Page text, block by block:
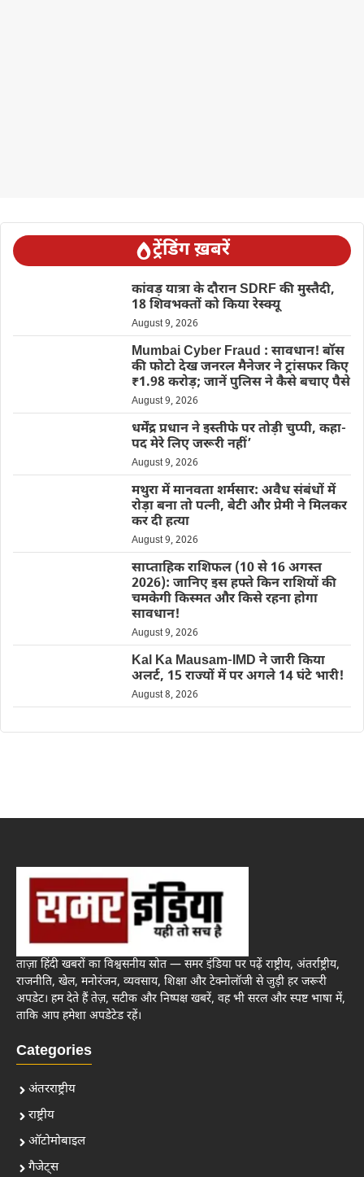
ट्रेंडिंग ख़बरें
कांवड़ यात्रा के दौरान SDRF की मुस्तैदी,
18 शिवभक्तों को किया रेस्क्यू
August 9, 2026
Mumbai Cyber Fraud : सावधान! बॉस
की फोटो देख जनरल मैनेजर ने ट्रांसफर किए
₹1.98 करोड़; जानें पुलिस ने कैसे बचाए पैसे
August 9, 2026
धर्मेंद्र प्रधान ने इस्तीफे पर तोड़ी चुप्पी, कहा-
पद मेरे लिए जरूरी नहीं’
August 9, 2026
मथुरा में मानवता शर्मसार: अवैध संबंधों में
रोड़ा बना तो पत्नी, बेटी और प्रेमी ने मिलकर
कर दी हत्या
August 9, 2026
साप्ताहिक राशिफल (10 से 16 अगस्त
2026): जानिए इस हफ्ते किन राशियों की
चमकेगी किस्मत और किसे रहना होगा
सावधान!
August 9, 2026
Kal Ka Mausam-IMD ने जारी किया
अलर्ट, 15 राज्यों में पर अगले 14 घंटे भारी!
August 8, 2026
ताज़ा हिंदी खबरों का विश्वसनीय स्रोत — समर इंडिया पर पढ़ें राष्ट्रीय, अंतर्राष्ट्रीय,
राजनीति, खेल, मनोरंजन, व्यवसाय, शिक्षा और टेक्नोलॉजी से जुड़ी हर जरूरी
अपडेट। हम देते हैं तेज़, सटीक और निष्पक्ष खबरें, वह भी सरल और स्पष्ट भाषा में,
ताकि आप हमेशा अपडेटेड रहें।
Categories
अंतरराष्ट्रीय
राष्ट्रीय
ऑटोमोबाइल
गैजेट्स